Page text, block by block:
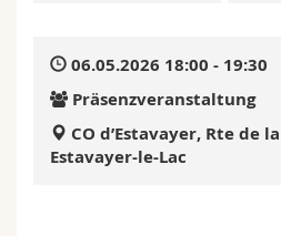
06.05.2026 18:00 - 19:30
Präsenzveranstaltung
CO d’Estavayer, Rte de
Estavayer-le-Lac